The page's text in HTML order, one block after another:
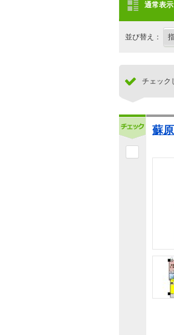
通常表示
並び替え：
チェック
蘇